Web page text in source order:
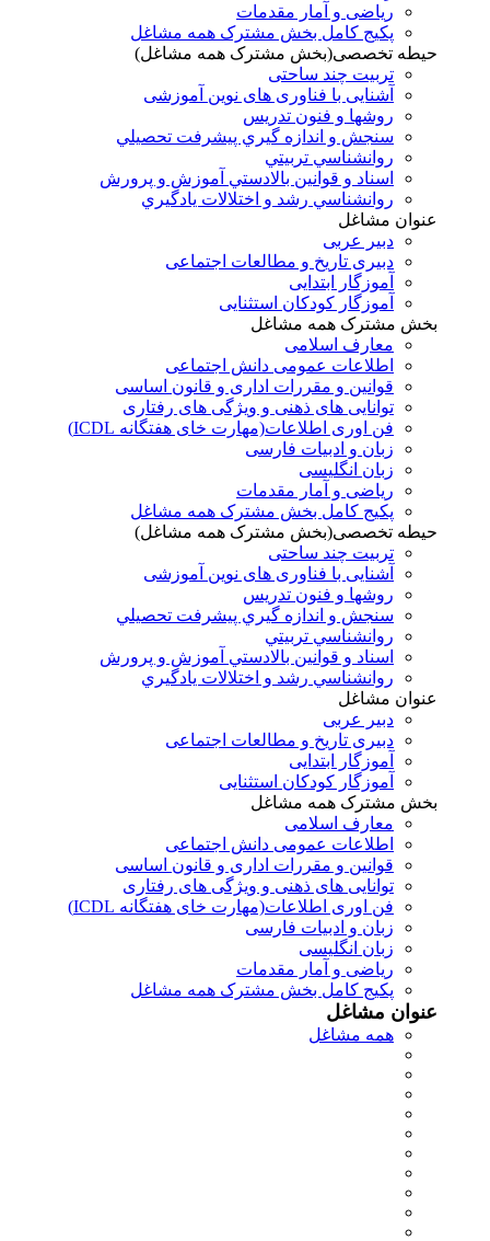
ریاضی و آمار مقدمات
پکیج کامل بخش مشترک همه مشاغل
حیطه تخصصی(بخش مشترک همه مشاغل)
تربیت چند ساحتی
آشنایی با فناوری های نوین آموزشی
روشها و فنون تدريس
سنجش و اندازه گيري پيشرفت تحصيلي
روانشناسي تربيتي
اسناد و قوانين بالادستي آموزش و پرورش
روانشناسي رشد و اختلالات يادگيري
عنوان مشاغل
دبير عربی
دبیری تاریخ و مطالعات اجتماعی
آموزگار ابتدایی
آموزگار کودکان استثنایی
بخش مشترک همه مشاغل
معارف اسلامی
اطلاعات عمومی دانش اجتماعی
قوانین و مقررات اداری و قانون اساسی
توانایی های ذهنی و ویژگی های رفتاری
فن اوری اطلاعات(مهارت خای هفتگانه ICDL)
زبان و ادبیات فارسی
زبان انگلیسی
ریاضی و آمار مقدمات
پکیج کامل بخش مشترک همه مشاغل
حیطه تخصصی(بخش مشترک همه مشاغل)
تربیت چند ساحتی
آشنایی با فناوری های نوین آموزشی
روشها و فنون تدريس
سنجش و اندازه گيري پيشرفت تحصيلي
روانشناسي تربيتي
اسناد و قوانين بالادستي آموزش و پرورش
روانشناسي رشد و اختلالات يادگيري
عنوان مشاغل
دبير عربی
دبیری تاریخ و مطالعات اجتماعی
آموزگار ابتدایی
آموزگار کودکان استثنایی
بخش مشترک همه مشاغل
معارف اسلامی
اطلاعات عمومی دانش اجتماعی
قوانین و مقررات اداری و قانون اساسی
توانایی های ذهنی و ویژگی های رفتاری
فن اوری اطلاعات(مهارت خای هفتگانه ICDL)
زبان و ادبیات فارسی
زبان انگلیسی
ریاضی و آمار مقدمات
پکیج کامل بخش مشترک همه مشاغل
عنوان مشاغل
همه مشاغل